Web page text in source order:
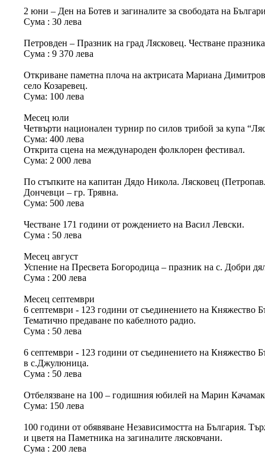
2 юни – Ден на Ботев и загиналите за свободата на
Сума : 30 лева
Петровден – Празник на град Лясковец. Честване
Сума : 9 370 лева
Откриване паметна плоча на актрисата Мариана
село Козаревец.
Сума: 100 лева
Месец юли
Четвърти национален турнир по силов трибой за купа
Сума: 400 лева
Открита сцена на международен фолклорен фестивал.
Сума: 2 000 лева
По стъпките на капитан Дядо Никола. Лясковец
Дончевци – гр. Трявна.
Сума: 500 лева
Честване 171 години от рождението на Васил Левски.
Сума : 50 лева
Месец август
Успение на Пресвета Богородица – празник на с. Добри
Сума : 200 лева
Месец септември
6 септември - 123 години от съединението на Княжество
Тематично предаване по кабелното радио.
Сума : 50 лева
6 септември - 123 години от съединението на Княжество
в с.Джулюница.
Сума : 50 лева
Отбелязване на 100 – годишния юбилей на Марин
Сума: 150 лева
100 години от обявяване Независимостта на България.
и цветя на Паметника на загиналите лясковчани.
Сума : 200 лева